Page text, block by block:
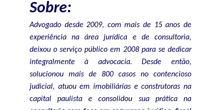
Sobre:
Advogado desde 2009, com mais de 15 anos de
experiência na área jurídica e de consultoria,
deixou o serviço público em 2008 para se dedicar
integralmente à advocacia. Desde então,
solucionou mais de 800 casos no contencioso
judicial, atuou em imobiliárias e construtoras na
capital paulista e consolidou sua prática na